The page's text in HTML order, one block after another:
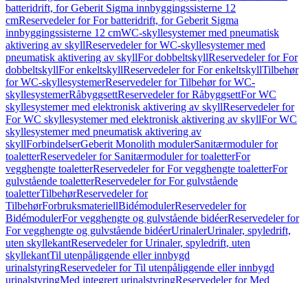
batteridrift, for Geberit Sigma innbyggingssisterne 12
cmReservedeler for For batteridrift, for Geberit Sigma
innbyggingssisterne 12 cmWC-skyllesystemer med pneumatisk
aktivering av skyllReservedeler for WC-skyllesystemer med
pneumatisk aktivering av skyllFor dobbeltskyllReservedeler for For
dobbeltskyllFor enkeltskyllReservedeler for For enkeltskyllTilbehør
for WC-skyllesystemerReservedeler for Tilbehør for WC-
skyllesystemerRåbyggsettReservedeler for RåbyggsettFor WC
skyllesystemer med elektronisk aktivering av skyllReservedeler for
For WC skyllesystemer med elektronisk aktivering av skyllFor WC
skyllesystemer med pneumatisk aktivering av
skyllForbindelserGeberit Monolith modulerSanitærmoduler for
toaletterReservedeler for Sanitærmoduler for toaletterFor
vegghengte toaletterReservedeler for For vegghengte toaletterFor
gulvstående toaletterReservedeler for For gulvstående
toaletterTilbehørReservedeler for
TilbehørForbruksmateriellBidémodulerReservedeler for
BidémodulerFor vegghengte og gulvstående bidéerReservedeler for
For vegghengte og gulvstående bidéerUrinalerUrinaler, spyledrift,
uten skyllekantReservedeler for Urinaler, spyledrift, uten
skyllekantTil utenpåliggende eller innbygd
urinalstyringReservedeler for Til utenpåliggende eller innbygd
urinalstyringMed integrert urinalstyringReservedeler for Med